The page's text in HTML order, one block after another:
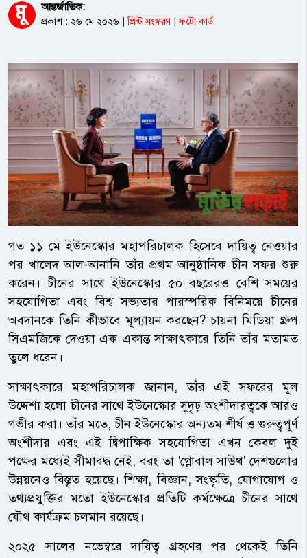
আন্তর্জাতিক:
প্রকাশ : ২৬ মে ২০২৬ প্রিন্ট সংস্করণ ফটো কার্ড
গত ১১ মে ইউনেস্কোর মহাপরিচালক হিসেবে দায়িত্ব নেওয়ার
পর খালেদ আল-আনানি তাঁর প্রথম আনুষ্ঠানিক চীন সফর শুরু
করেন। চীনের সাথে ইউনেস্কোর ৫০ বছরেরও বেশি সময়ের
সহযোগিতা এবং বিশ্ব সভ্যতার পারস্পরিক বিনিময়ে চীনের
অবদানকে তিনি কীভাবে মূল্যায়ন করছেন? চায়না মিডিয়া গ্রুপ
সিএমজিকে দেওয়া এক একান্ত সাক্ষাৎকারে তিনি তাঁর মতামত
তুলে ধরেন।
সাক্ষাৎকারে মহাপরিচালক জানান, তাঁর এই সফরের মূল
উদ্দেশ্য হলো চীনের সাথে ইউনেস্কোর সুদৃঢ় অংশীদারত্বকে আরও
গভীর করা। তাঁর মতে, চীন ইউনেস্কোর অন্যতম শীর্ষ ও গুরুত্বপূর্ণ
অংশীদার এবং এই দ্বিপাক্ষিক সহযোগিতা এখন কেবল দুই
পক্ষের মধ্যেই সীমাবদ্ধ নেই, বরং তা 'গ্লোবাল সাউথ' দেশগুলোর
উন্নয়নেও বিস্তৃত হয়েছে। শিক্ষা, বিজ্ঞান, সংস্কৃতি, যোগাযোগ ও
তথ্যপ্রযুক্তির মতো ইউনেস্কোর প্রতিটি কর্মক্ষেত্রে চীনের সাথে
যৌথ কার্যক্রম চলমান রয়েছে।
২০২৫ সালের নভেম্বরে দায়িত্ব গ্রহণের পর থেকেই তিনি